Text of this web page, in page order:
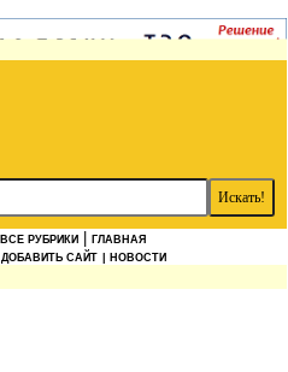
ВСЕ РУБРИКИ
ГЛАВНАЯ
ДОБАВИТЬ САЙТ | НОВОСТИ